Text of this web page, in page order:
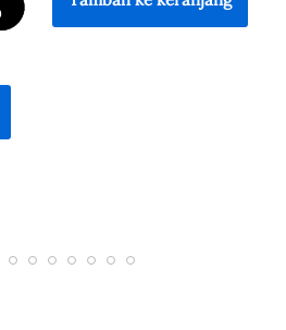
Rp300.000 Rp255.000